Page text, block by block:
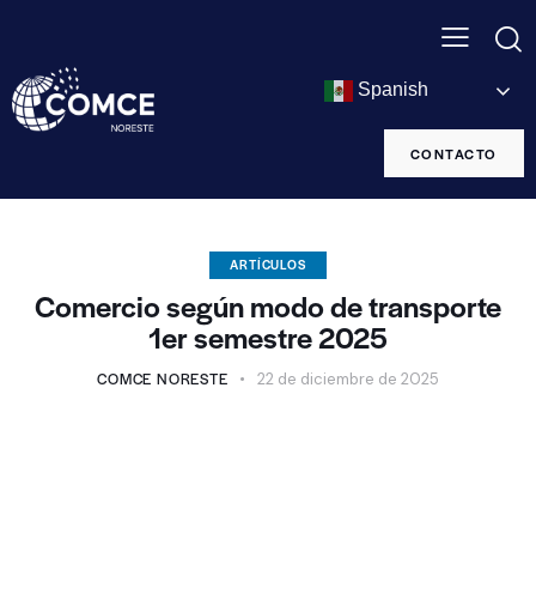
Spanish
CONTACTO
ARTÍCULOS
Comercio según modo de transporte
1er semestre 2025
COMCE NORESTE 22 de diciembre de 2025